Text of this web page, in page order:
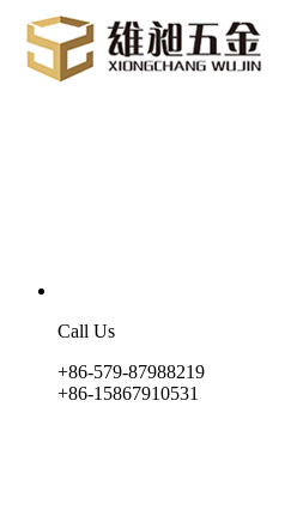
Call Us
+86-579-87988219
+86-15867910531